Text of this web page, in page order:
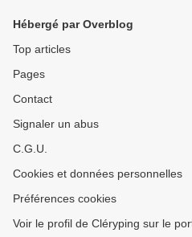
Hébergé par Overblog
Top articles
Pages
Contact
Signaler un abus
C.G.U.
Cookies et données personnelles
Préférences cookies
Voir le profil de Cléryping sur le